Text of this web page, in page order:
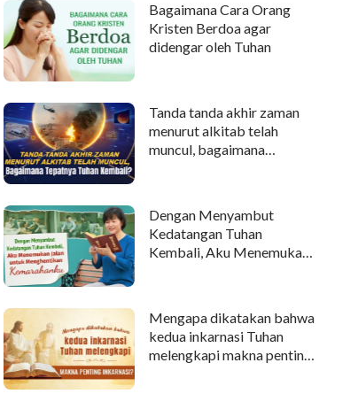
Bagaimana Cara Orang
Kristen Berdoa agar
didengar oleh Tuhan
Tanda tanda akhir zaman
menurut alkitab telah
muncul, bagaimana
Dengan Menyambut
Kedatangan Tuhan
Kembali, Aku Menemukan
Mengapa dikatakan bahwa
kedua inkarnasi Tuhan
melengkapi makna penting